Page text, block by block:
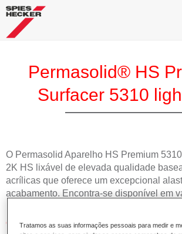
Permasolid® HS
Surfacer 5310
O Permasolid Aparelho HS Premium
2K HS lixável de elevada qualidade
acrílicas que oferece um excepcional
acabamento. Encontra-se disponível em
Características do produto
Tratamos as suas informações pessoais para medir e